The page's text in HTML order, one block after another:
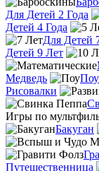
Для Детей 2 Года
Детей 4 Года
Для Детей
Детей 9 Лет
Медведь
Поу
Рисовалки
Игры по
Бакуган
Путешественница